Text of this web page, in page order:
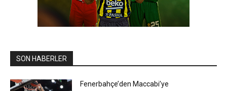
SON HABERLER
Fenerbahçe’den Maccabi’ye